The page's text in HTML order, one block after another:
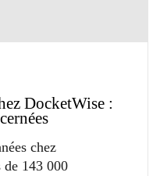
DocketWise :
chez
143 000